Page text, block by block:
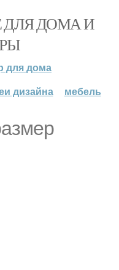
ДЛЯ ДОМА И
для дома
дизайна мебель